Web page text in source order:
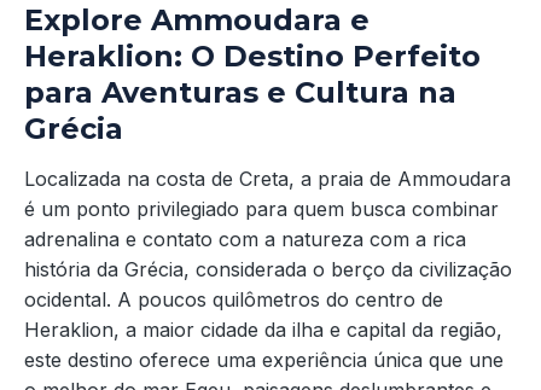
Explore Ammoudara e
Heraklion: O Destino Perfeito
para Aventuras e Cultura na
Grécia
Localizada na costa de Creta, a praia de Ammoudara
é um ponto privilegiado para quem busca combinar
adrenalina e contato com a natureza com a rica
história da Grécia, considerada o berço da civilização
ocidental. A poucos quilômetros do centro de
Heraklion, a maior cidade da ilha e capital da região,
este destino oferece uma experiência única que une